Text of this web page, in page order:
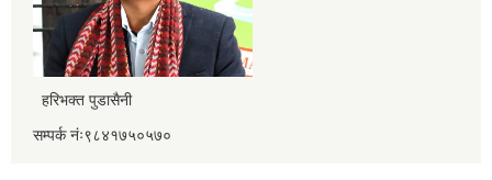
हरिभक्त पुडासैनी
सम्पर्क नंः९८४१७५०५७०